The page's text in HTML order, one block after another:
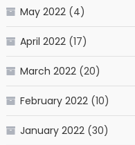
May 2022(4)
April 2022(17)
March 2022(20)
February 2022(10)
January 2022(30)